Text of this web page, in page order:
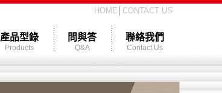
HOME CONTACT US
產品型錄
Products
問與答
Q&A
聯絡我們
Contact Us